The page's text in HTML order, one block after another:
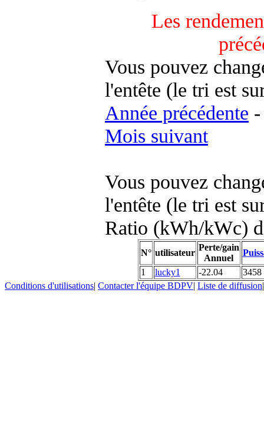
Les
Vous pouvez
l'entête (le tri est
Année précédente -
Mois suivant
Vous pouvez
l'entête (le tri est
Ratio (kWh/kWc)
N° utilisateur
Perte/gain
Annuel
1
lucky1 -22.04
3458
Conditions d'utilisations| Contacter l'équipe BDPV| Liste de diffusion